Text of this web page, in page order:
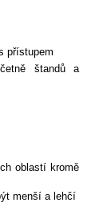
přístupem
štandů a
oblastí kromě
menší a lehčí